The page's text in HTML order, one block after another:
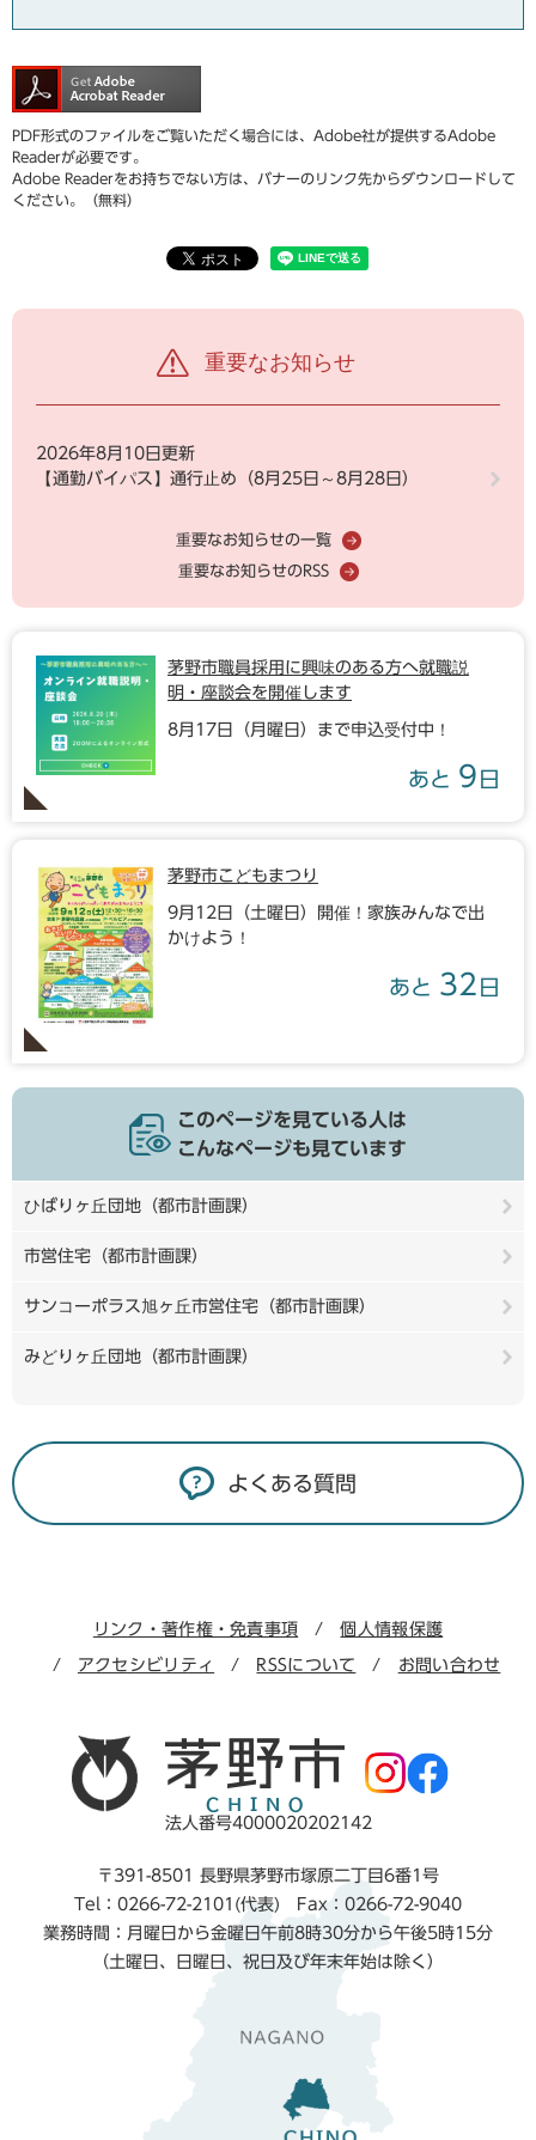
PDF形式のファイルをご覧いただく場合には、Adobe社が提供するAdobe
Readerが必要です。
Adobe Readerをお持ちでない方は、バナーのリンク先からダウンロードして
ください。（無料）
重要なお知らせ
2026年8月10日更新
【通勤バイパス】通行止め（8月25日～8月28日）
重要なお知らせの一覧
重要なお知らせのRSS
茅野市職員採用に興味のある方へ就職説
明・座談会を開催します
8月17日（月曜日）まで申込受付中！
あと 9 日
茅野市こどもまつり
9月12日（土曜日）開催！家族みんなで出
かけよう！
あと 32 日
このページを見ている人は
こんなページも見ています
ひばりヶ丘団地（都市計画課）
市営住宅（都市計画課）
サンコーポラス旭ヶ丘市営住宅（都市計画課）
みどりヶ丘団地（都市計画課）
よくある質問
リンク・著作権・免責事項 個人情報保護
アクセシビリティ RSSについて お問い合わせ
法人番号4000020202142
〒391-8501 長野県茅野市塚原二丁目6番1号
Tel：0266-72-2101(代表) Fax：0266-72-9040
業務時間：月曜日から金曜日午前8時30分から午後5時15分
（土曜日、日曜日、祝日及び年末年始は除く）